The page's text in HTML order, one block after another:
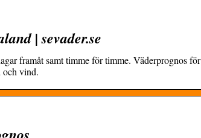
| sevader.se
framåt samt timme för timme. Väderprognos för
och vind.